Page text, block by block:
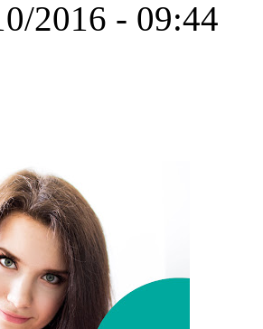
2016 - 09:44